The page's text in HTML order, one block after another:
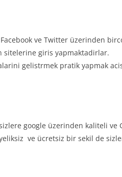
ve Twitter üzerinden
sitelerine giris yapmaktadirlar.
gelistrmek pratik yapmak
google üzerinden kaliteli ve
ve ücretsiz bir sekil de